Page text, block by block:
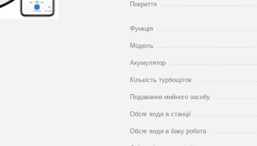
Покриття
Функція
Модель
Акумулятор
Кількість турбощіток
Подавання мийного засобу
Обсяг води в станції
Обсяг води в баку робота